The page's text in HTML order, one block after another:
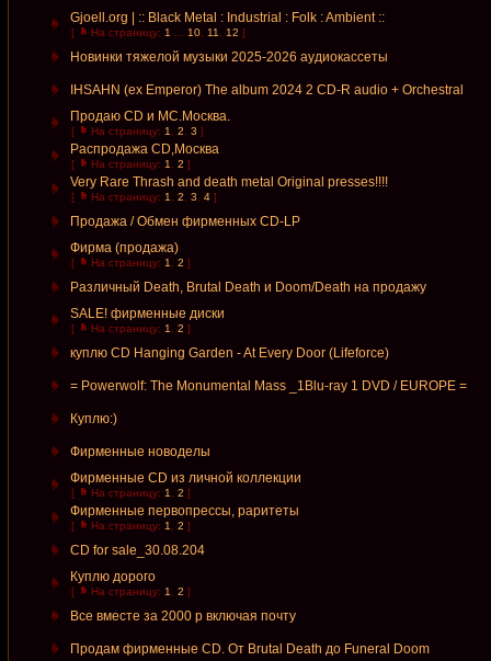
Gjoell.org | :: Black Metal : Industrial : Folk : Ambient ::
[ На страницу: 1 10 11 12 ]
Новинки тяжелой музыки 2025-2026 аудиокассеты
IHSAHN (ex Emperor) The album 2024 2 CD-R audio + Orchestral
Продаю CD и MC.Москва.
[ На страницу: 1 2 3 ]
Распродажа CD,Москва
[ На страницу: 1 2 ]
Very Rare Thrash and death metal Original presses!!!!
[ На страницу: 1 2 3 4 ]
Продажа / Обмен фирменных CD-LP
Фирма (продажа)
[ На страницу: 1 2 ]
Различный Death, Brutal Death и Doom/Death на продажу
SALE! фирменные диски
[ На страницу: 1 2 ]
куплю CD Hanging Garden - At Every Door (Lifeforce)
= Powerwolf: The Monumental Mass _1Blu-ray 1 DVD / EUROPE =
Куплю:)
Фирменные новоделы
Фирменные CD из личной коллекции
[ На страницу: 1 2 ]
Фирменные первопрессы, раритеты
[ На страницу: 1 2 ]
CD for sale_30.08.204
Куплю дорого
[ На страницу: 1 2 ]
Все вместе за 2000 р включая почту
Продам фирменные CD. От Brutal Death до Funeral Doom